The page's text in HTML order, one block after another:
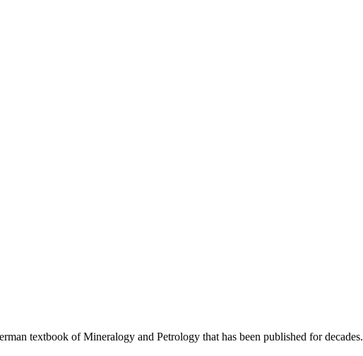
textbook of Mineralogy and Petrology that has been published for decades.